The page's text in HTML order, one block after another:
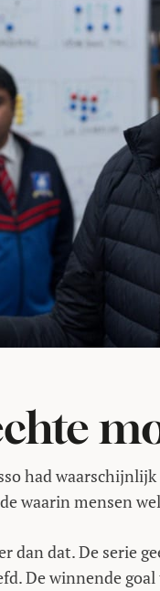
had
waarin mensen
dan dat. De serie
De winnende